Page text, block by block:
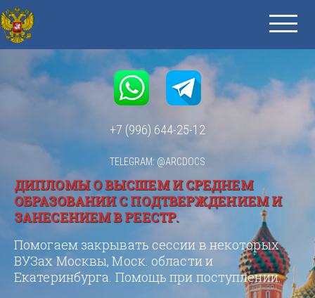
+7 (996) 644-25-12
TELEGRAM: @ARCDOCS
ДИПЛОМЫ О ВЫСШЕМ И СРЕДНЕМ
ОБРАЗОВАНИИ С ПОДТВЕРЖДЕНИЕМ И
ЗАНЕСЕНИЕМ В РЕЕСТР.
Помогаем закрывать сессии в некоторых
ВУЗах Москвы, Моск. области и
Екатеринбурга. Помощь при поступлении.